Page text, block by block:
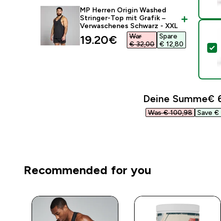
MP Herren Origin Washed
Stringer-Top mit Grafik –
Verwaschenes Schwarz - XXL
discounted price
19.20€‎
War
€ 32,00‎
Spare
€ 12,80‎
Deine Summe€
Was € 100,98‎ Save
Recommended for you